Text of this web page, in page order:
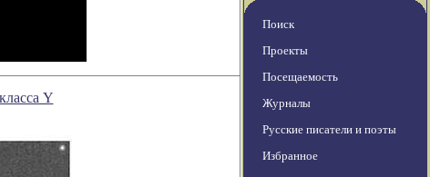
Y
Поиск
Проекты
Посещаемость
Журналы
Русские писатели и поэты
Избранное